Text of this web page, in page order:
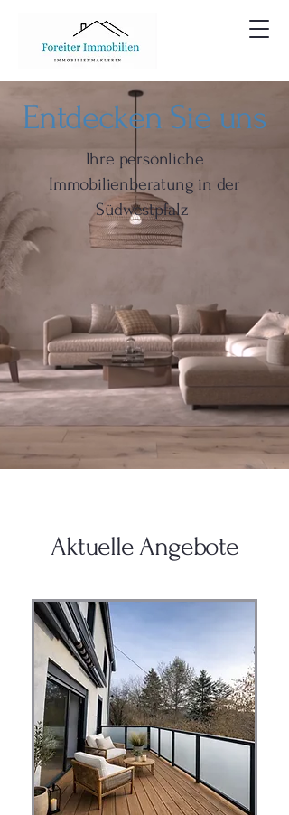
Entdecken Sie uns
Ihre persönliche
Immobilienberatung in der
Südwestpfalz
Aktuelle Angebote